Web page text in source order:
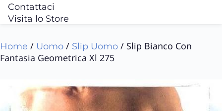
Contattaci
Visita lo Store
Home / Uomo / Slip Uomo / Slip Bianco Con
Fantasia Geometrica Xl 275